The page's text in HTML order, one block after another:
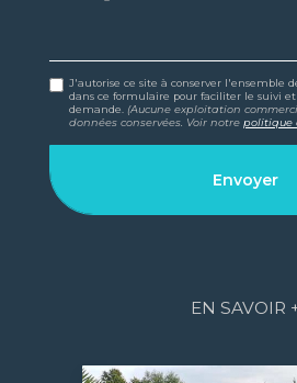
J'autorise ce site à conserver l'ensemble
dans ce formulaire pour faciliter le suivi
demande. (Aucune exploitation
données conservées. Voir notrepolitique
EN SAVOIR